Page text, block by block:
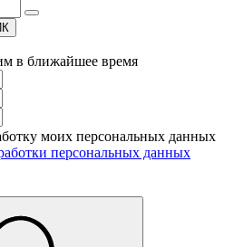
в ближайшее время
моих персональных данных
персональных данных